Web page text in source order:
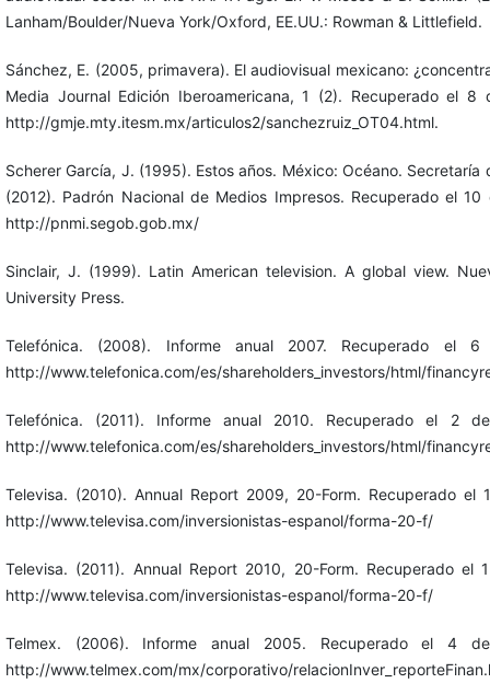
Lanham/Boulder/Nueva York/Oxford, EE.UU.: Rowman & Littlefield.
Sánchez, E. (2005, primavera). El audiovisual mexicano:
Media Journal Edición Iberoamericana, 1 (2). Recuperado el
http://gmje.mty.itesm.mx/articulos2/sanchezruiz_OT04.html.
Scherer García, J. (1995). Estos años. México: Océano. Secretaría
(2012). Padrón Nacional de Medios Impresos. Recuperado el
http://pnmi.segob.gob.mx/
Sinclair, J. (1999). Latin American television. A global view.
University Press.
Telefónica. (2008). Informe anual 2007. Recuperado el
http://www.telefonica.com/es/shareholders_investors/html/
Telefónica. (2011). Informe anual 2010. Recuperado el 2
http://www.telefonica.com/es/shareholders_investors/html/
Televisa. (2010). Annual Report 2009, 20-Form. Recuperado
http://www.televisa.com/inversionistas-espanol/forma-20-f/
Televisa. (2011). Annual Report 2010, 20-Form. Recuperado
http://www.televisa.com/inversionistas-espanol/forma-20-f/
Telmex. (2006). Informe anual 2005. Recuperado el 4
http://www.telmex.com/mx/corporativo/